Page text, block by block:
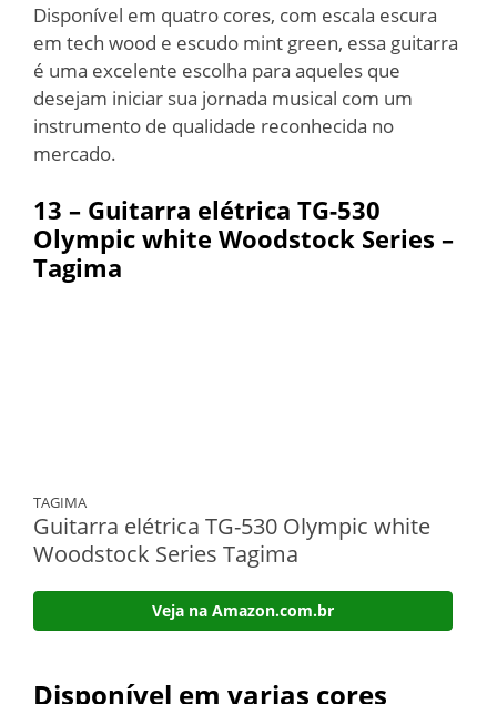
Disponível em quatro cores, com escala escura
em tech wood e escudo mint green, essa guitarra
é uma excelente escolha para aqueles que
desejam iniciar sua jornada musical com um
instrumento de qualidade reconhecida no
mercado.
13 – Guitarra elétrica TG-530
Olympic white Woodstock Series –
Tagima
TAGIMA
Guitarra elétrica TG-530 Olympic white
Woodstock Series Tagima
Veja na Amazon.com.br
Disponível em varias cores